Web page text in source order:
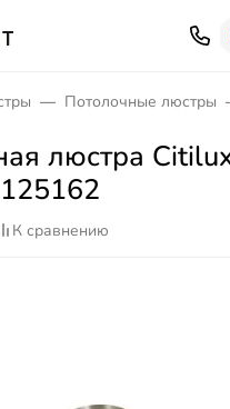
Потолочные люстры
люстра
К сравнению